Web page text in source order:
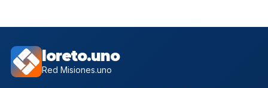
loreto.uno
Red Misiones.uno